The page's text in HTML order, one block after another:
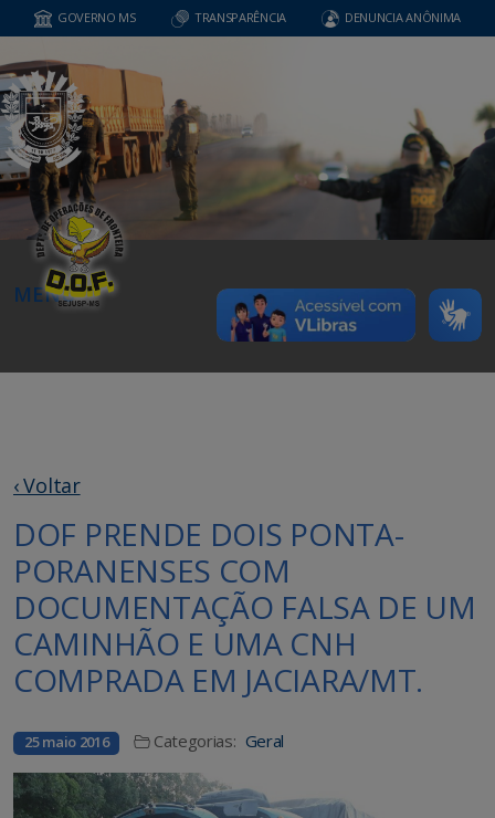
GOVERNO MS TRANSPARÊNCIA DENUNCIA ANÔNIMA
MENU
‹ Voltar
DOF PRENDE DOIS PONTA-
PORANENSES COM
DOCUMENTAÇÃO FALSA DE UM
CAMINHÃO E UMA CNH
COMPRADA EM JACIARA/MT.
25 maio 2016 Categorias: Geral